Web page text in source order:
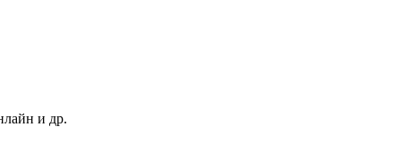
и др.